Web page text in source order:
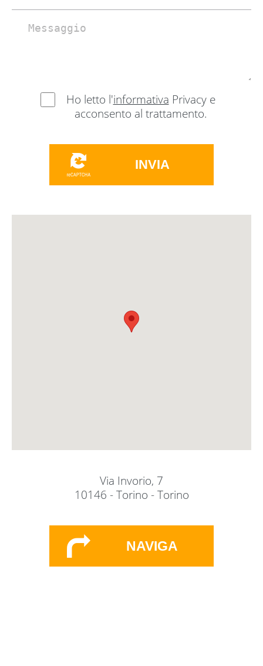
NAVIGA
Via Invorio, 7
10146 - Torino - Torino
Ho letto l'informativa Privacy e
acconsento al trattamento.
INVIA